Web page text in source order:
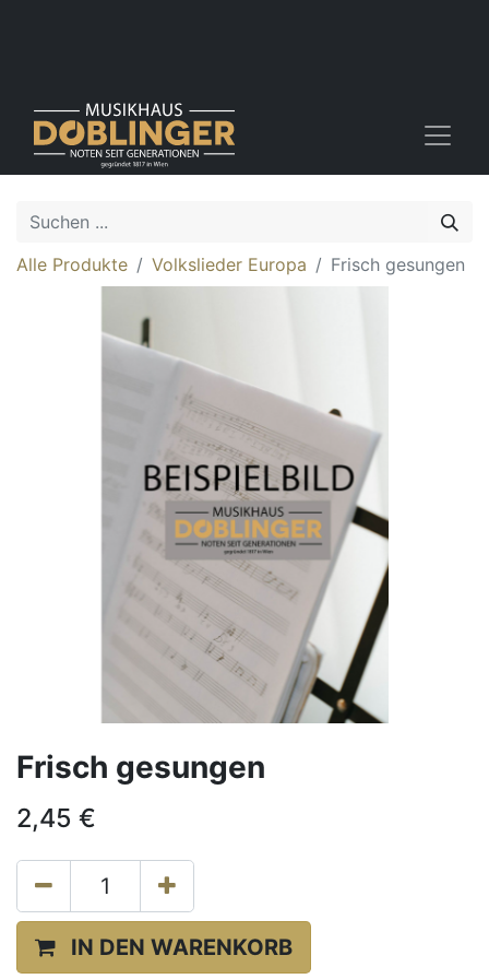
Alle Produkte Volkslieder Europa Frisch gesungen
Frisch gesungen
2,45 €
IN DEN WARENKORB